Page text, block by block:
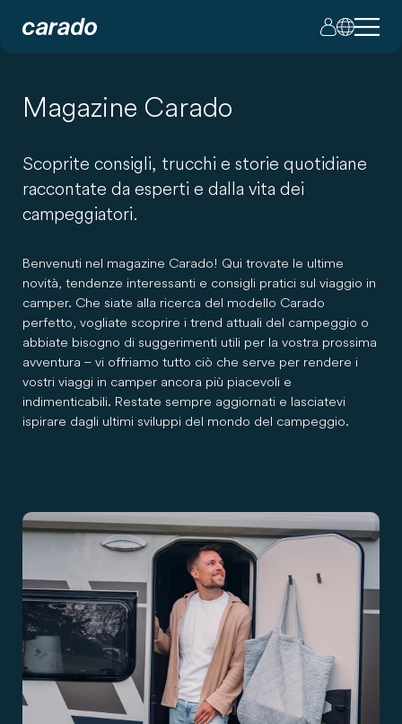
Magazine Carado
Scoprite consigli, trucchi e storie quotidiane
raccontate da esperti e dalla vita dei
campeggiatori.
Benvenuti nel magazine Carado! Qui trovate le ultime
novità, tendenze interessanti e consigli pratici sul viaggio in
camper. Che siate alla ricerca del modello Carado
perfetto, vogliate scoprire i trend attuali del campeggio o
abbiate bisogno di suggerimenti utili per la vostra prossima
avventura – vi offriamo tutto ciò che serve per rendere i
vostri viaggi in camper ancora più piacevoli e
indimenticabili. Restate sempre aggiornati e lasciatevi
ispirare dagli ultimi sviluppi del mondo del campeggio.